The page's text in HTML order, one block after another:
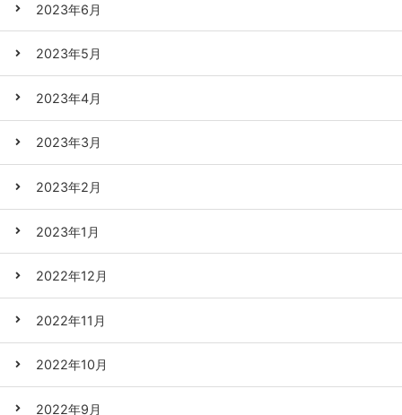
2023年6月
2023年5月
2023年4月
2023年3月
2023年2月
2023年1月
2022年12月
2022年11月
2022年10月
2022年9月